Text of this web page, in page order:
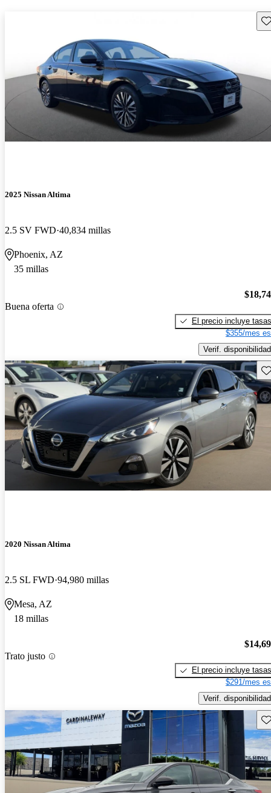
2025 Nissan Altima
2.5 SV FWD 40,834 millas
Phoenix, AZ
35 millas
Buena oferta
El precio incluye tasas
$355/mes
Verif. disponibilidad
2020 Nissan Altima
2.5 SL FWD 94,980 millas
Mesa, AZ
18 millas
Trato justo
El precio incluye tasas
$291/mes
Verif. disponibilidad